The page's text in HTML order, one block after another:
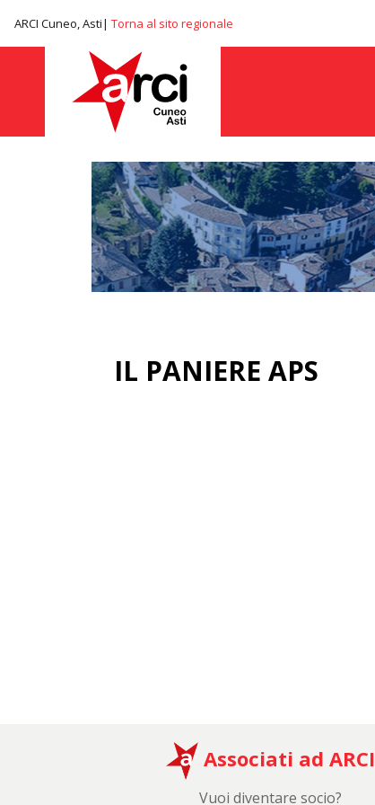
ARCI Cuneo, Asti| Torna al sito regionale
IL PANIERE APS
Associati ad ARCI
Vuoi diventare socio?